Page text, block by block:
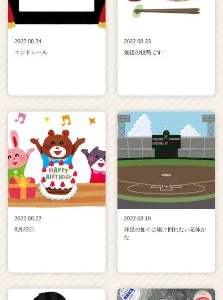
2022.08.24
エンドロール
2022.08.23
最後の投稿です！
2022.08.22
8月22日
2022.08.19
球児の如くは駆け回れない老体か
な